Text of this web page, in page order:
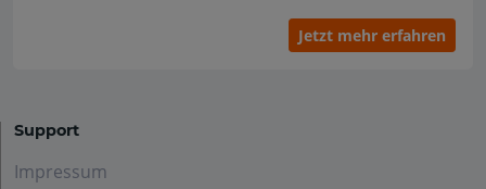
Jetzt mehr erfahren
Support
Impressum